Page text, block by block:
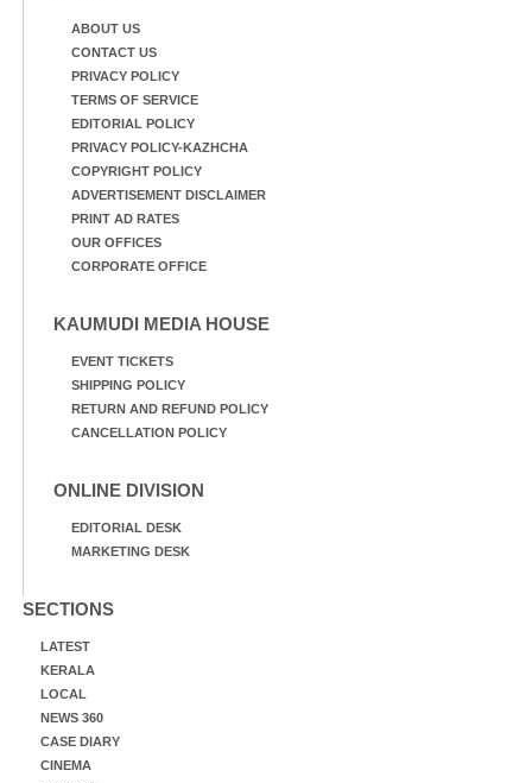
കുട്ടികൾABOUT US
CONTACT US
PRIVACY POLICY
TERMS OF SERVICE
EDITORIAL POLICY
PRIVACY POLICY-KAZHCHA
COPYRIGHT POLICY
ADVERTISEMENT DISCLAIMER
PRINT AD RATES
OUR OFFICES
CORPORATE OFFICE
KAUMUDI MEDIA HOUSE
EVENT TICKETS
SHIPPING POLICY
RETURN AND REFUND POLICY
CANCELLATION POLICY
ONLINE DIVISION
EDITORIAL DESK
MARKETING DESK
SECTIONS
LATEST
KERALA
LOCAL
NEWS 360
CASE DIARY
CINEMA